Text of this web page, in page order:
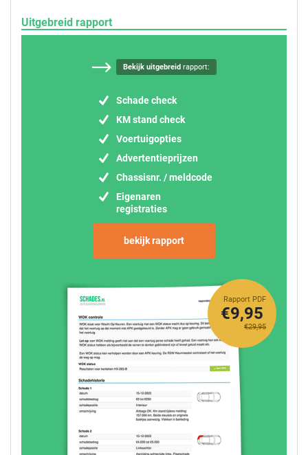
Uitgebreid rapport
Bekijk uitgebreidrapport:
Schade check
KM stand check
Voertuigopties
Advertentieprijzen
Chassisnr. / meldcode
Eigenaren
registraties
bekijk rapport
Rapport PDF
€29,95
€9,95